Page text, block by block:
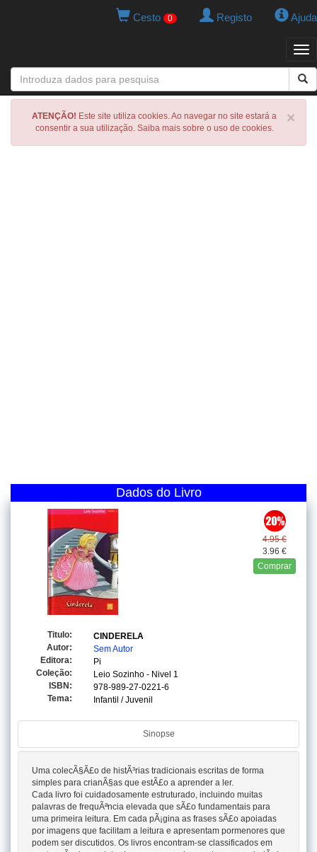
Cesto 0 Registo Ajuda
×
ATENÇÃO! Este site utiliza cookies. Ao navegar no site estará a
consentir a sua utilização. Saiba mais sobre o uso de cookies.
Dados do Livro
4.95 €
3.96 €
Comprar
Titulo:
CINDERELA
Autor:
Sem Autor
Editora:
Pi
Coleção:
Leio Sozinho - Nivel 1
ISBN:
978-989-27-0221-6
Tema:
Infantil / Juvenil
Sinopse
Uma colecÃ§Ã£o de histÃ³rias tradicionais escritas de forma
simples para crianÃ§as que estÃ£o a aprender a ler.
Cada livro foi cuidadosamente estruturado, incluindo muitas
palavras de frequÃªncia elevada que sÃ£o fundamentais para
uma primeira leitura. Em cada pÃ¡gina as frases sÃ£o apoiadas
por imagens que facilitam a leitura e apresentam pormenores que
podem ser discutidos. Os livros encontram-se classificados em